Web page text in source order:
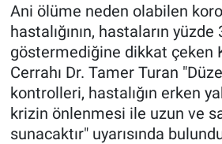
Ani ölüme neden olabilen
hastalığının, hastaların
göstermediğine dikkat çeken
Cerrahı Dr. Tamer Turan
kontrolleri, hastalığın erken
krizin önlenmesi ile uzun ve
sunacaktır" uyarısında
Sağlık
Alış-Veriş/İş dünyası
Ekonomi
Kültür Sanat
Politika
Haber Arşivi